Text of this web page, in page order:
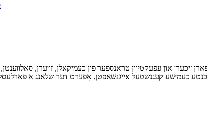
זיכערן און עפעקטיוון טראנספער פון כעמיקאלן, זויערן,